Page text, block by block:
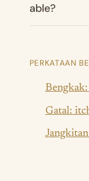
able?
PERKATAAN
Gatal: